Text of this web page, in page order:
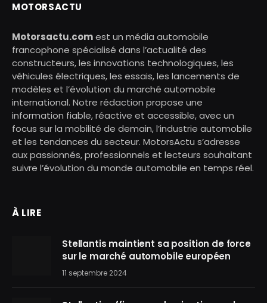
MOTORSACTU
Motorsactu.comest un média automobile
francophone spécialisé dans l’actualité des
constructeurs, les innovations technologiques, les
véhicules électriques, les essais, les lancements de
modèles et l’évolution du marché automobile
international. Notre rédaction propose une
information fiable, réactive et accessible, avec un
focus sur la mobilité de demain, l’industrie automobile
et les tendances du secteur. MotorsActu s’adresse
aux passionnés, professionnels et lecteurs souhaitant
suivre l’évolution du monde automobile en temps réel.
À LIRE
Stellantis maintient sa position de force
sur le marché automobile européen
11 septembre 2024